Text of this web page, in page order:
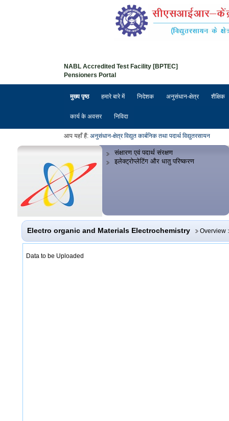
NABL Accredited Test Facility [BPTEC]
Pensioners Portal
मुख्य पृष्ठ हमारे बारे में निदेशक अनुसंधान-क्षेत्र शैक्षिक
कार्य के अवसर निविदा
आप यहाँ हैं: अनुसंधान-क्षेत्रविद्युत कार्बनिक तथा पदार्थ विद्युतरसायन
संक्षारण एवं पदार्थ संरक्षण
इलेक्ट्रोप्लेटिंग और धातु परिष्करण
Electro organic and Materials Electrochemistry Overview
Data to be Uploaded